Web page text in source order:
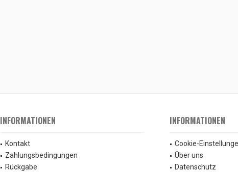
INFORMATIONEN
Kontakt
Zahlungsbedingungen
Rückgabe
INFORMATIONEN
Cookie-
Über uns
Datenschutz